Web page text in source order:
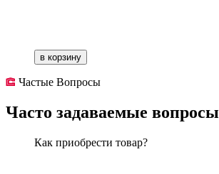
в корзину
Частые Вопросы
Часто задаваемые вопросы
Как приобрести товар?